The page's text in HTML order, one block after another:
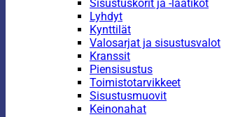
Sisustuskorit ja -laatikot
Lyhdyt
Kynttilät
Valosarjat ja sisustusvalot
Kranssit
Piensisustus
Toimistotarvikkeet
Sisustusmuovit
Keinonahat